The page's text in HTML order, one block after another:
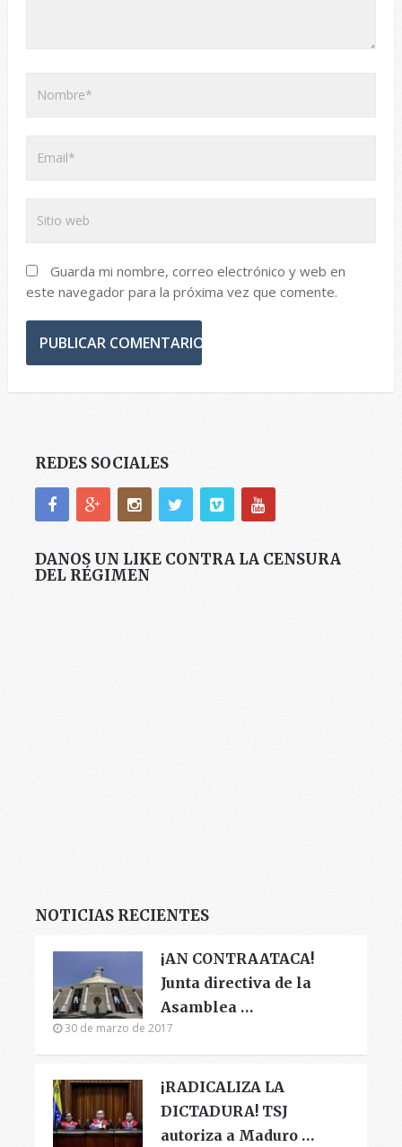
Guarda mi nombre, correo electrónico y web en
este navegador para la próxima vez que comente.
REDES SOCIALES
DANOS UN LIKE CONTRA LA CENSURA
DEL RÉGIMEN
NOTICIAS RECIENTES
¡AN CONTRAATACA!
Junta directiva de la
Asamblea …
30 de marzo de 2017
¡RADICALIZA LA
DICTADURA! TSJ
autoriza a Maduro …